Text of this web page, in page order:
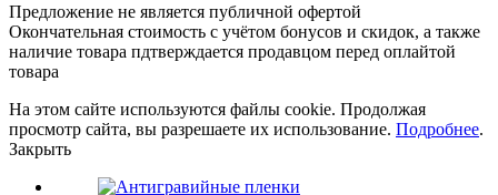
Предложение не является публичной офертой
Окончательная стоимость с учётом бонусов и скидок, а также
наличие товара пдтверждается продавцом перед оплайтой
товара
На этом сайте используются файлы cookie. Продолжая
просмотр сайта, вы разрешаете их использование. Подробнее.
Закрыть